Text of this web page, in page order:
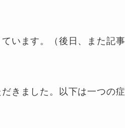
います。（後日、また記事
きました。以下は一つの症